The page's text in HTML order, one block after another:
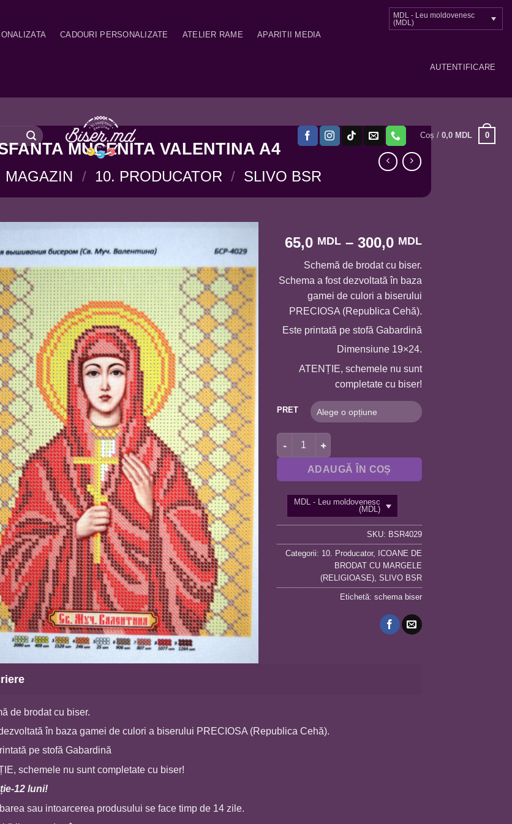
CADOURI PERSONALIZATE ATELIER RAME APARITII MEDIA
MDL - Leu moldovenesc
(MDL)
AUTENTIFICARE
Coș /0,0 MDL 0
MUCENITA VALENTINA A4
MAGAZIN / 10. PRODUCATOR / SLIVO BSR
65,0 MDL – 300,0 MDLInterval
65,0 MDL
300,0 MDL
Schemă de brodat cu biser.
Schema a fost dezvoltată în baza
gamei de culori a biserului
PRECIOSA (Republica Cehă).
Este printată pe stofă Gabardină
Dimensiune 19×24.
ATENȚIE, schemele nu sunt
completate cu biser!
PRET
Cantitate BSR4029 SFANTA MUCENITA VALENTINA A4
ADAUGĂ ÎN COȘ
MDL - Leu moldovenesc
(MDL)
SKU: BSR4029
Categorii: 10. Producator, ICOANE DE
BRODAT CU MARGELE
(RELIGIOASE), SLIVO BSR
Etichetă: schema biser
de brodat cu biser.
în baza gamei de culori a biserului PRECIOSA (Republica Cehă).
pe stofă Gabardină
schemele nu sunt completate cu biser!
ție-12 luni!
sau intoarcerea produsului se face timp de 14 zile.